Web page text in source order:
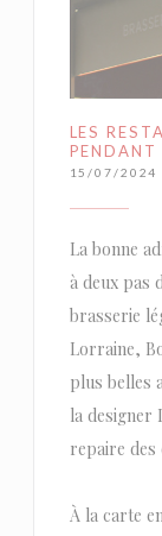
LES
PENDANT
15/07/2024
La bonne
à deux pas
brasserie
Lorraine,
plus belles
la designer
repaire des
À la carte